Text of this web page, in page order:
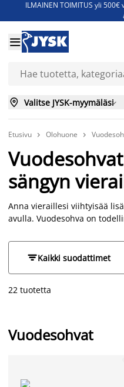
ILMAINEN TOIMITUS yli
Jenkkisänkyjä

 Valitse JYSK-myymäläsi
Etusivu  Olohuone 
sängyn
Anna vieraillesi viihtyisää
avulla. Vuodesohva on
sisustustyylisi, toimii
tarjoaa myös oivallista
sitten kulmasohvaa,
Kaikki suodattimet
22 tuotetta
Vuodesohvat